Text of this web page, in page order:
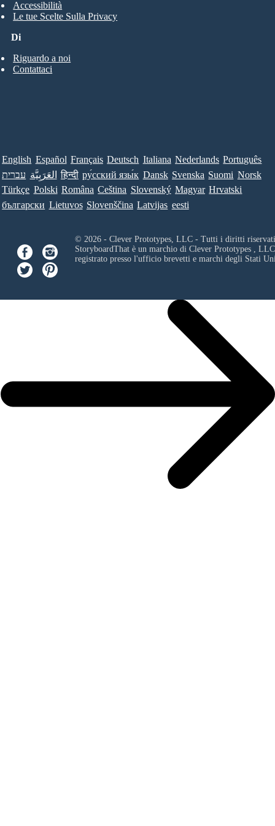
Di
Riguardo a noi
Contattaci
Accessibilità
Le tue Scelte Sulla Privacy
English Español Français Deutsch Italiana Nederlands Português
עברית العَرَبِيَّة हिन्दी ру́сский язы́к Dansk Svenska Suomi Norsk
Türkçe Polski Româna Ceština Slovenský Magyar Hrvatski
български Lietuvos Slovenščina Latvijas eesti
© 2026 - Clever Prototypes, LLC - Tutti i diritti
StoryboardThat è un marchio di Clever Prototypes , LLC
registrato presso l'ufficio brevetti e marchi degli Stati